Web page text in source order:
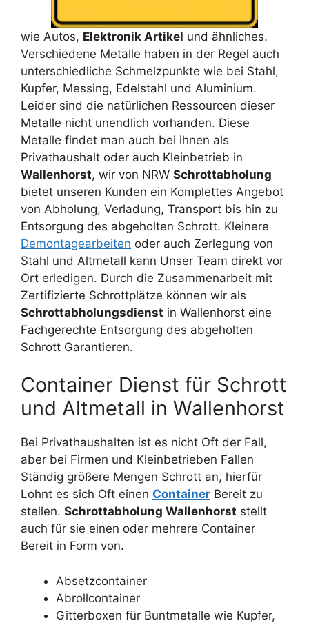
wie Autos, Elektronik Artikel und ähnliches.
Verschiedene Metalle haben in der Regel auch
unterschiedliche Schmelzpunkte wie bei Stahl,
Kupfer, Messing, Edelstahl und Aluminium.
Leider sind die natürlichen Ressourcen dieser
Metalle nicht unendlich vorhanden. Diese
Metalle findet man auch bei ihnen als
Privathaushalt oder auch Kleinbetrieb in
Wallenhorst, wir von NRW Schrottabholung
bietet unseren Kunden ein Komplettes Angebot
von Abholung, Verladung, Transport bis hin zu
Entsorgung des abgeholten Schrott. Kleinere
Demontagearbeiten oder auch Zerlegung von
Stahl und Altmetall kann Unser Team direkt vor
Ort erledigen. Durch die Zusammenarbeit mit
Zertifizierte Schrottplätze können wir als
Schrottabholungsdienst in Wallenhorst eine
Fachgerechte Entsorgung des abgeholten
Schrott Garantieren.
Container Dienst für Schrott
und Altmetall in Wallenhorst
Bei Privathaushalten ist es nicht Oft der Fall,
aber bei Firmen und Kleinbetrieben Fallen
Ständig größere Mengen Schrott an, hierfür
Lohnt es sich Oft einen Container Bereit zu
stellen. Schrottabholung Wallenhorst stellt
auch für sie einen oder mehrere Container
Bereit in Form von.
Absetzcontainer
Abrollcontainer
Gitterboxen für Buntmetalle wie Kupfer,